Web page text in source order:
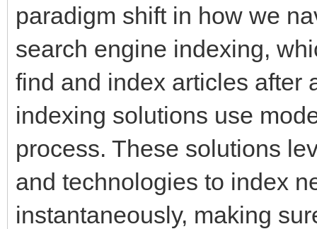
paradigm shift in how we
search engine indexing,
find and index articles after
indexing solutions use
process. These solutions
and technologies to index
instantaneously, making